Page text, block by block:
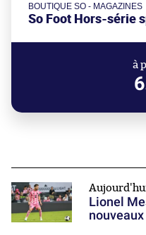
BOUTIQUE SO - MAGAZINES
So Foot Hors-série
à
Lionel